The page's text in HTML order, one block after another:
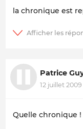
la chronique est
Patrice
12 juillet 2009
Quelle chronique !